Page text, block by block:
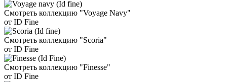
Смотреть коллекцию "Voyage Navy"
от ID Fine
Смотреть коллекцию "Scoria"
от ID Fine
Смотреть коллекцию "Finesse"
от ID Fine